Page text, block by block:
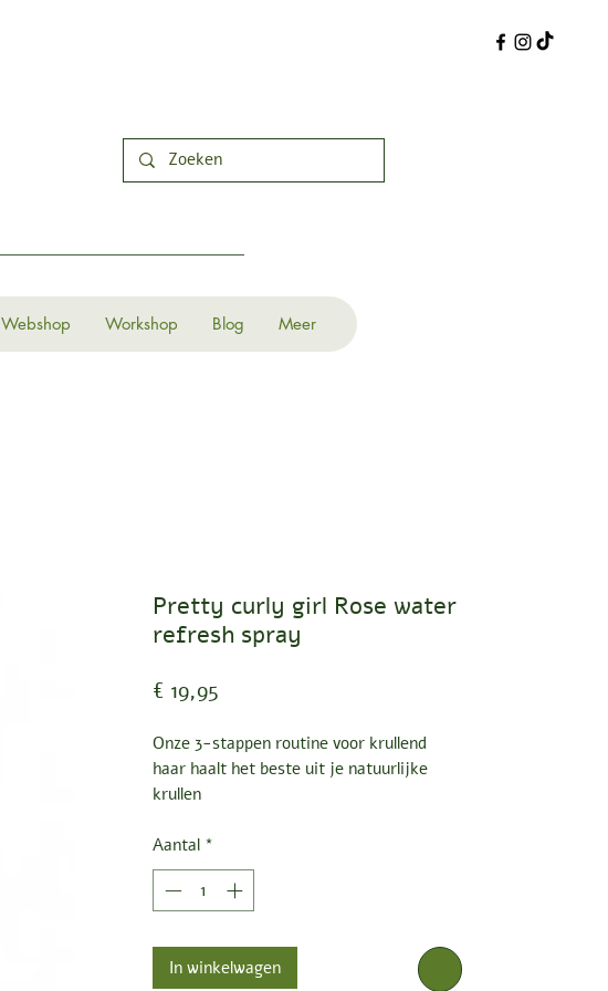
Webshop Workshop Blog Meer
Pretty curly girl Rose water
refresh spray
€ 19,95
Onze 3-stappen routine voor krullend
haar haalt het beste uit je natuurlijke
krullen
2.CONDITIE-3.
Doel
Verfris je haar met ons authentieke 100%
leven.Rozenwater heeft een
waardedie vergelijkbaar is met die van
Aantal *
In winkelwagen